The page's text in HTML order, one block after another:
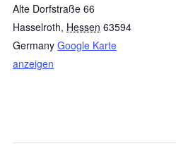
Alte Dorfstraße 66
Hasselroth, Hessen 63594
Germany Google Karte
anzeigen